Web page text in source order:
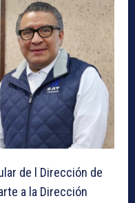
de l Dirección de
a la Dirección